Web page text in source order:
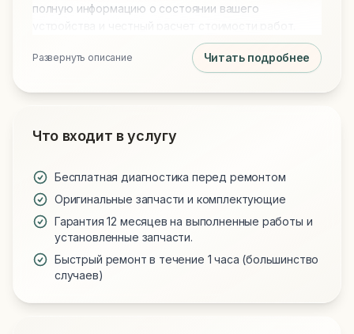
полную информацию о состоянии вашего
Развернуть описание Читать подробнее
Что входит в услугу
Бесплатная диагностика перед ремонтом
Оригинальные запчасти и комплектующие
Гарантия 12 месяцев на выполненные работы и
установленные запчасти.
Быстрый ремонт в течение 1 часа (большинство
случаев)